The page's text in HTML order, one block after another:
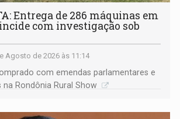
Entrega de 286 máquinas em
com investigação sob
Agosto de 2026 às 11:14
com emendas parlamentares e
Rondônia Rural Show